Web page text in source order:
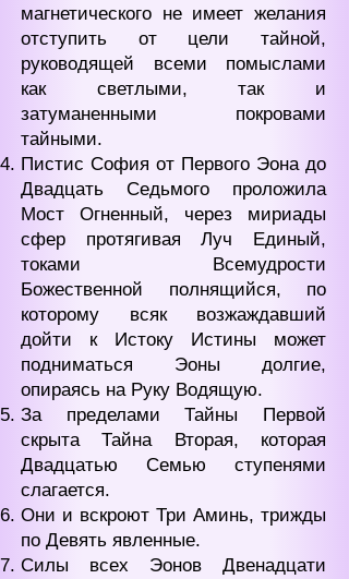
магнетического не имеет желания
отступить от цели тайной,
руководящей всеми помыслами
как светлыми, так и
затуманенными покровами
тайными.
Пистис София от Первого Эона до
Двадцать Седьмого проложила
Мост Огненный, через мириады
сфер протягивая Луч Единый,
токами Всемудрости
Божественной полнящийся, по
которому всяк возжаждавший
дойти к Истоку Истины может
подниматься Эоны долгие,
опираясь на Руку Водящую.
За пределами Тайны Первой
скрыта Тайна Вторая, которая
Двадцатью Семью ступенями
слагается.
Они и вскроют Три Аминь, трижды
по Девять явленные.
Силы всех Эонов Двенадцати